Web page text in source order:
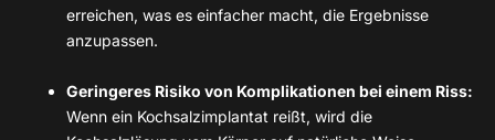
erreichen, was es einfacher macht, die Ergebnisse
anzupassen.
Geringeres Risiko von Komplikationen bei einem Riss:
Wenn ein Kochsalzimplantat reißt, wird die